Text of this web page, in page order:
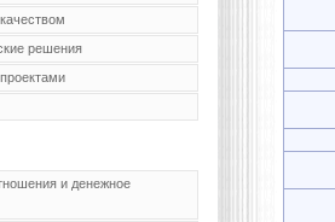
решения
и денежное